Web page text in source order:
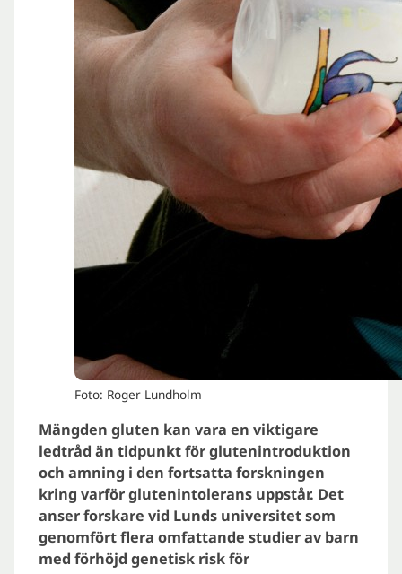
Foto: Roger Lundholm
Mängden gluten kan vara en viktigare
ledtråd än tidpunkt för glutenintroduktion
och amning i den fortsatta forskningen
kring varför glutenintolerans uppstår. Det
anser forskare vid Lunds universitet som
genomfört flera omfattande studier av barn
med förhöjd genetisk risk för